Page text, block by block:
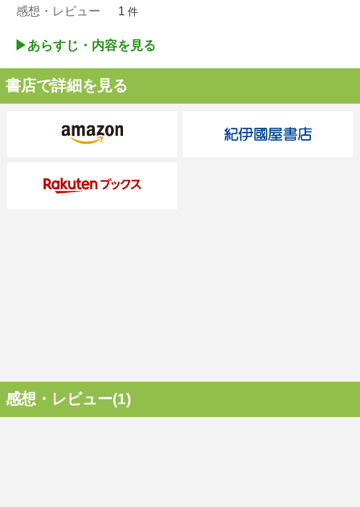
感想・レビュー 1 件
▶︎あらすじ・内容を見る
書店で詳細を見る
感想・レビュー(1)